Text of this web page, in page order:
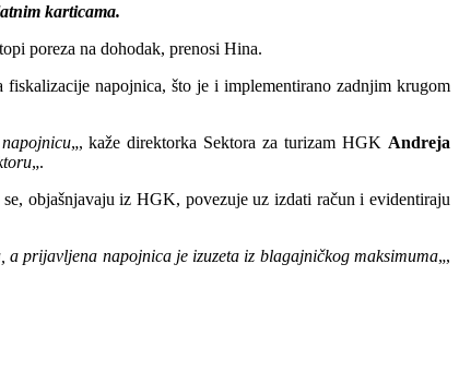
karticama.
poreza na dohodak, prenosi Hina.
napojnica, što je i implementirano zadnjim krugom
„, kaže direktorka Sektora za turizam HGK Andreja
„.
objašnjavaju iz HGK, povezuje uz izdati račun i evidentiraju
prijavljena napojnica je izuzeta iz blagajničkog maksimuma„,